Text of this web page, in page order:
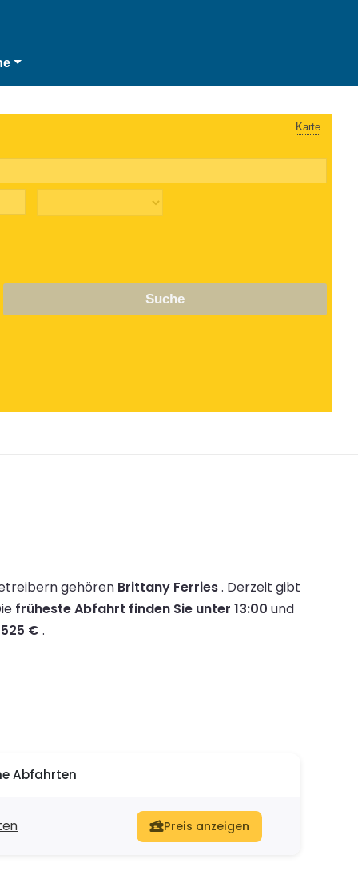
Karte
Suche
gehören Brittany Ferries. Derzeit gibt
früheste Abfahrt finden Sie unter 13:00 und
525 € .
Abfahrten
Preis anzeigen